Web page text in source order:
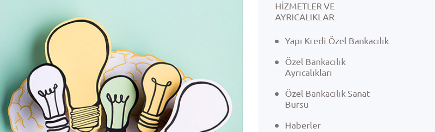
HİZMETLER VE
AYRICALIKLAR
Yapı Kredi Özel Bankacılık
Özel Bankacılık
Ayrıcalıkları
Özel Bankacılık Sanat
Bursu
Haberler